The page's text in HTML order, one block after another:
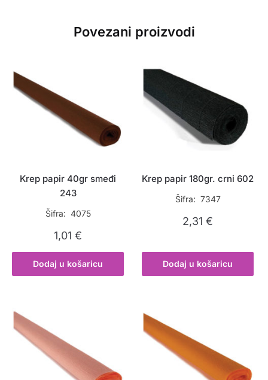
Povezani proizvodi
Krep papir 40gr smeđi
243
Šifra: 4075
1,01€
Dodaj u košaricu
Krep papir 180gr. crni 602
Šifra: 7347
2,31€
Dodaj u košaricu